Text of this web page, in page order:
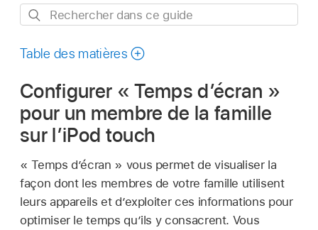
Rechercher
ce
Table des matières
Configurer « Temps d’écran »
pour un membre de la famille
sur l’iPod touch
« Temps d’écran » vous permet de visualiser la
façon dont les membres de votre famille utilisent
leurs appareils et d’exploiter ces informations pour
optimiser le temps qu’ils y consacrent. Vous